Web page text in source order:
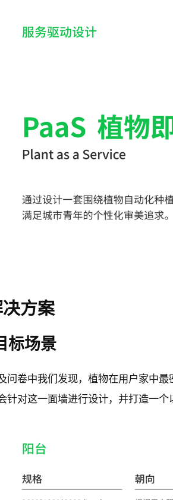
方案
标场景
问卷中我们发现，植物在用户家中
针对这一面墙进行设计，并打造一个